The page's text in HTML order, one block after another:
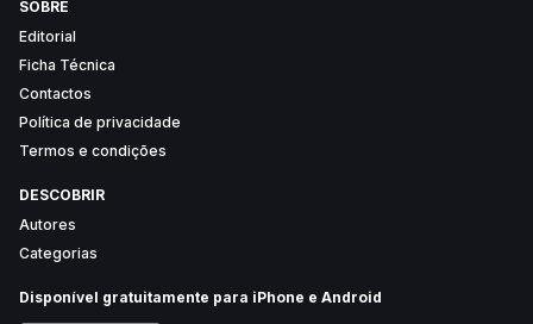
SOBRE
Editorial
Ficha Técnica
Contactos
Política de privacidade
Termos e condições
DESCOBRIR
Autores
Categorias
Disponível gratuitamente para iPhone e Android